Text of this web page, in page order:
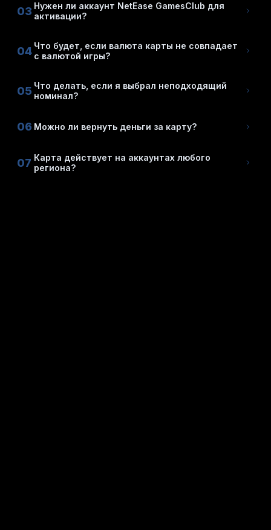
03 Нужен ли аккаунт NetEase GamesClub для
активации?
04 Что будет, если валюта карты не совпадает
с валютой игры?
05 Что делать, если я выбрал неподходящий
номинал?
06 Можно ли вернуть деньги за карту?
07 Карта действует на аккаунтах любого
региона?